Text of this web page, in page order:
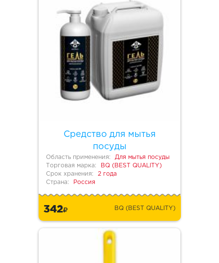
Средство для мытья
посуды
Область применения:
Для мытья посуды
Торговая марка:
BQ (BEST QUALITY)
Срок хранения:
2 года
Страна:
Россия
342 BQ (BEST QUALITY)